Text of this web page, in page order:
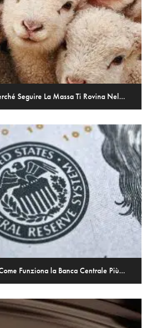
Seguire La Massa Ti Rovina Nel...
Funziona la Banca Centrale Più...